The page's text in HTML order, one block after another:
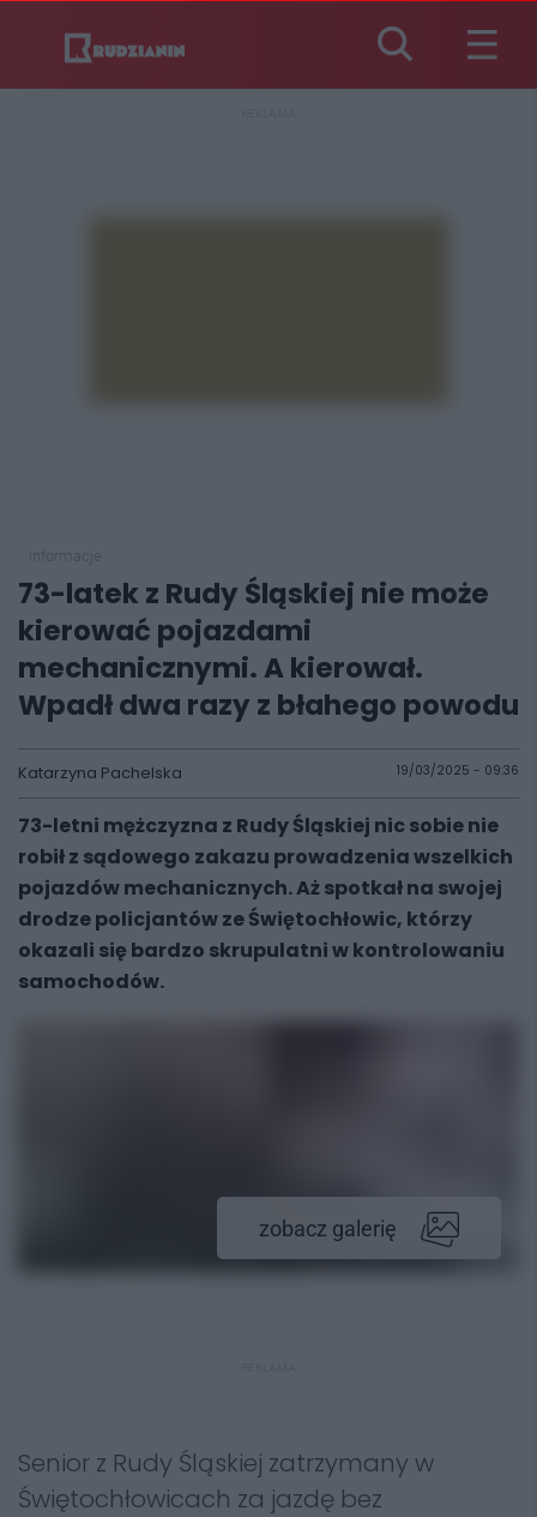
73-latek z Rudy Śląskiej nie może
kierować pojazdami
mechanicznymi. A kierował.
Wpadł dwa razy z błahego powodu
Katarzyna Pachelska 19/03/2025 - 09:36
73-letni mężczyzna z Rudy Śląskiej nic sobie nie
robił z sądowego zakazu prowadzenia wszelkich
pojazdów mechanicznych. Aż spotkał na swojej
drodze policjantów ze Świętochłowic, którzy
okazali się bardzo skrupulatni w kontrolowaniu
samochodów.
zobacz galerię
Senior z Rudy Śląskiej zatrzymany w
Świętochłowicach za jazdę bez